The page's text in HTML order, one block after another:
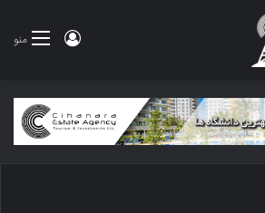
منو ورود